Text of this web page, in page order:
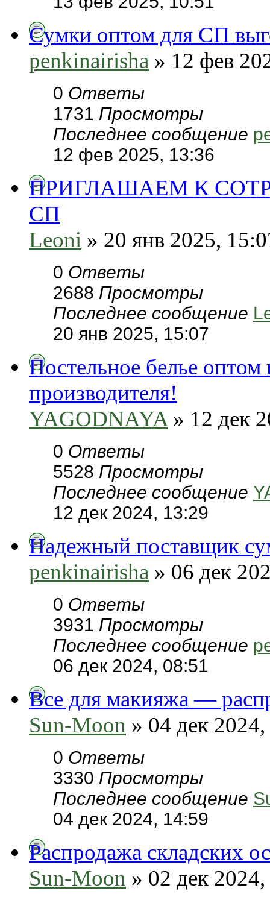
Сумки оптом для СП
penkinairisha » 12 фев
0 Ответы
1731 Просмотры
Последнее сообщение
12 фев 2025, 13:36
ПРИГЛАШАЕМ К
СП
Leoni » 20 янв 2025,
0 Ответы
2688 Просмотры
Последнее сообщение
20 янв 2025, 15:07
Постельное белье
производителя!
YAGODNAYA» 12 дек
0 Ответы
5528 Просмотры
Последнее сообщение
12 дек 2024, 13:29
Надежный поставщик
penkinairisha » 06 дек
0 Ответы
3931 Просмотры
Последнее сообщение
06 дек 2024, 08:51
Все для макияжа —
Sun-Moon » 04 дек
0 Ответы
3330 Просмотры
Последнее сообщение
04 дек 2024, 14:59
Распродажа складских
Sun-Moon » 02 дек